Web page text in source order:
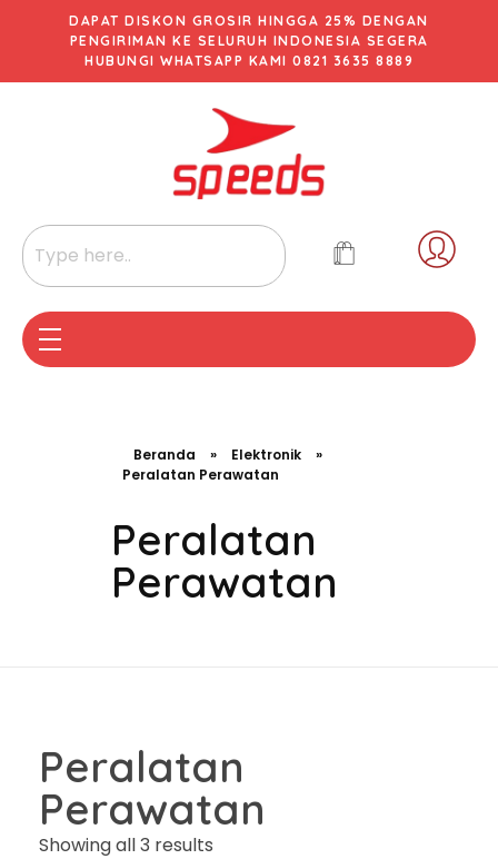
DAPAT DISKON GROSIR HINGGA 25% DENGAN
PENGIRIMAN KE SELURUH INDONESIA SEGERA
HUBUNGI WHATSAPP KAMI 0821 3635 8889
Beranda » Elektronik
»
Peralatan Perawatan
Peralatan
Perawatan
Peralatan
Perawatan
Showing all 3 results